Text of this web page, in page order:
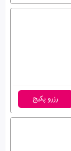
رزرو پکیج